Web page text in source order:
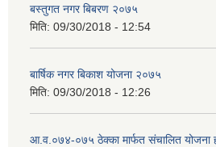
बस्तुगत नगर बिबरण २०७५
मिति: 09/30/2018 - 12:54
बार्षिक नगर बिकाश योजना २०७५
मिति: 09/30/2018 - 12:26
आ.व.०७४-०७५ ठेक्का मार्फत संचालित योजना